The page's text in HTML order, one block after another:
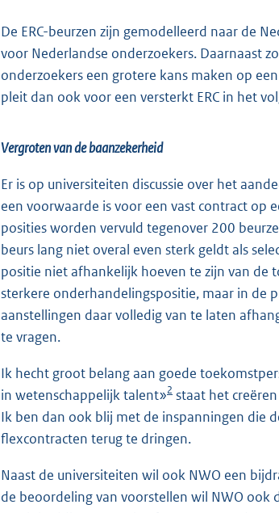
De ERC-beurzen zijn gemodelleerd naar de
voor Nederlandse onderzoekers. Daarnaast
onderzoekers een grotere kans maken op
pleit dan ook voor een versterkt ERC in het
Vergroten van de baanzekerheid
Er is op universiteiten discussie over het
een voorwaarde is voor een vast contract op
posities worden vervuld tegenover 200
beurs lang niet overal even sterk geldt als
positie niet afhankelijk hoeven te zijn van de
sterkere onderhandelingspositie, maar in de
aanstellingen daar volledig van te laten
te vragen.
Ik hecht groot belang aan goede
in wetenschappelijk talent»2 staat het
Ik ben dan ook blij met de inspanningen die
flexcontracten terug te dringen.
Naast de universiteiten wil ook NWO een
de beoordeling van voorstellen wil NWO